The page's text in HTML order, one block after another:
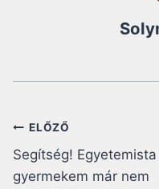
Bejegyzés
navigáció
ELŐZŐ
Segítség! Egyetemista
gyermekem már nem